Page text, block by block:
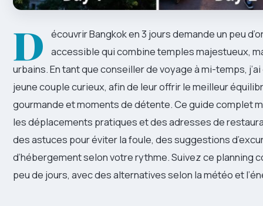
D
écouvrir Bangkok en 3 jours demande un peu
accessible qui combine temples majestueux,
urbains. En tant que conseiller de voyage à mi-temps,
jeune couple curieux, afin de leur offrir le meilleur
gourmande et moments de détente. Ce guide complet
les déplacements pratiques et des adresses de
des astuces pour éviter la foule, des suggestions
d’hébergement selon votre rythme. Suivez ce planning
peu de jours, avec des alternatives selon la météo et